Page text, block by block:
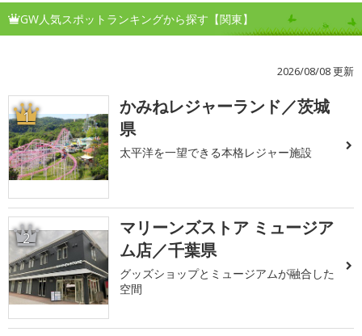
GW人気スポットランキングから探す【関東】
2026/08/08 更新
1
かみねレジャーランド／茨城
県
太平洋を一望できる本格レジャー施設
2
マリーンズストア ミュージア
ム店／千葉県
グッズショップとミュージアムが融合した
空間